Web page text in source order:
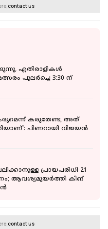
contact us
എതിരാളികൾ
പുലർച്ചെ 3:30 ന്
കരുതേണ്ട, അത്
പിണറായി വിജയന്‍
പ്രായപരിധി 21
ആവശ്യമുയർത്തി കിങ്
contact us